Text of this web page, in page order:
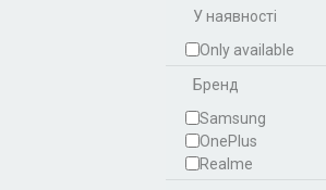
У наявності
Only available
Бренд
Samsung
OnePlus
Realme